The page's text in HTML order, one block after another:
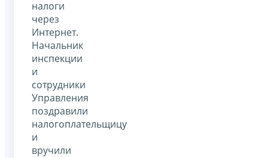
налоги
через
Интернет.
Начальник
инспекции
и
сотрудники
Управления
поздравили
налогоплательщицу
и
вручили